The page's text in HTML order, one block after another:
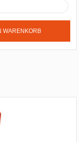
WARENKORB